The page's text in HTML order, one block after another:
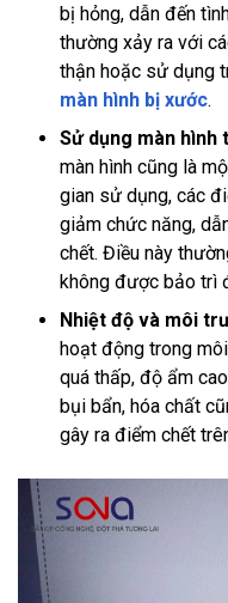
bị hỏng, dẫn đến
thường xảy ra với
thận hoặc sử dụng
màn hình bị xước.
Sử dụng màn
màn hình cũng là
gian sử dụng, các
giảm chức năng,
chết. Điều này
không được bảo trì
Nhiệt độ và môi
hoạt động trong
quá thấp, độ ẩm
bụi bẩn, hóa chất
gây ra điểm chết